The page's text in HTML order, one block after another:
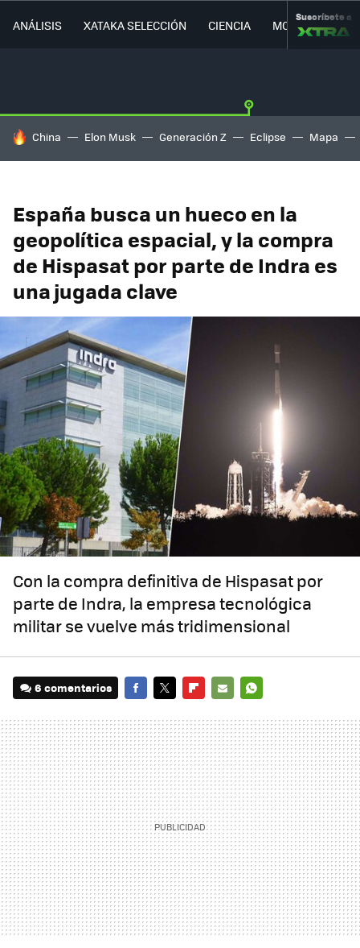
ANÁLISIS XATAKA SELECCIÓN CIENCIA MOVILIDAD
Suscríbete a
HOY SE HABLA DE
China Elon Musk Generación Z Eclipse Mapa
España busca un hueco en la
geopolítica espacial, y la compra
de Hispasat por parte de Indra es
una jugada clave
Con la compra definitiva de Hispasat por
parte de Indra, la empresa tecnológica
militar se vuelve más tridimensional
6 comentarios
MAIL